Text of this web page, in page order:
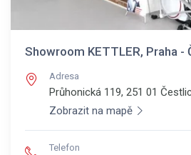
Showroom KETTLER, Praha -
Adresa
Průhonická 119, 251 01
Zobrazit na mapě
Telefon